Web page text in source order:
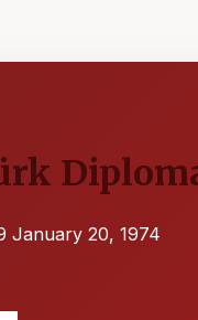
January 20, 1974